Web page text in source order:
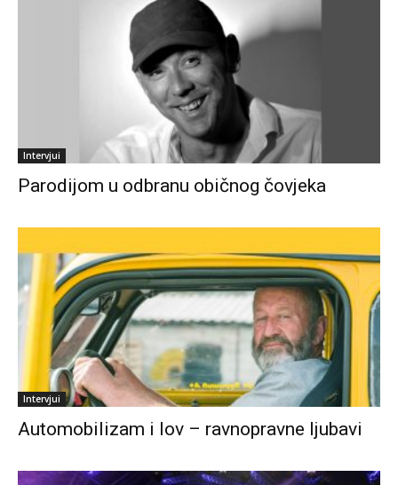
Intervjui
Parodijom u odbranu običnog čovjeka
Intervjui
Automobilizam i lov – ravnopravne ljubavi